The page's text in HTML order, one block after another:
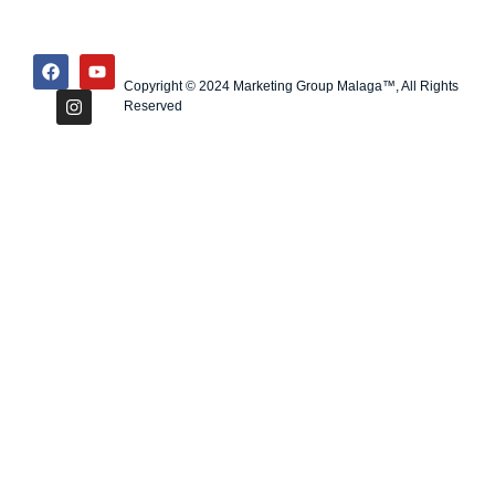
Copyright © 2024 Marketing Group Malaga™, All Rights
Reserved